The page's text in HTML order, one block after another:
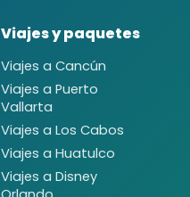
Viajes y paquetes
Viajes a Cancún
Viajes a Puerto
Vallarta
Viajes a Los Cabos
Viajes a Huatulco
Viajes a Disney